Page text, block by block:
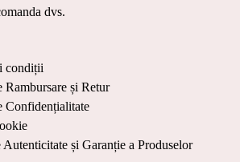
dvs.
condiții
Rambursare și Retur
Confidențialitate
Autenticitate și Garanție a Produselor